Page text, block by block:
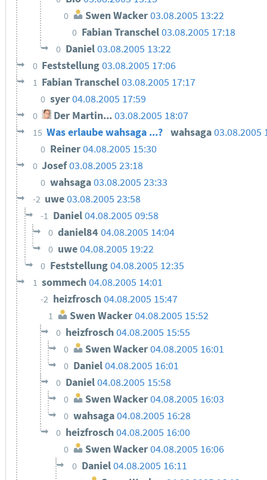
0 Swen Wacker03.08.2005 13:22
0 Fabian Transchel03.08.2005 17:18
0 Daniel03.08.2005 13:22
0 Feststellung03.08.2005 17:06
1 Fabian Transchel03.08.2005 17:17
0 syer04.08.2005 17:59
0 Der Martin...03.08.2005 18:07
15 Was erlaube wahsaga ...? wahsaga03.08.2005
0 Reiner04.08.2005 15:30
0 Josef03.08.2005 23:18
0 wahsaga03.08.2005 23:33
-2 uwe03.08.2005 23:58
-1 Daniel04.08.2005 09:58
0 daniel84 04.08.2005 14:04
0 uwe04.08.2005 19:22
0 Feststellung04.08.2005 12:35
1 sommech04.08.2005 14:01
-2 heizfrosch04.08.2005 15:47
1 Swen Wacker04.08.2005 15:52
0 heizfrosch04.08.2005 15:55
0 Swen Wacker04.08.2005 16:01
0 Daniel04.08.2005 16:01
0 Daniel04.08.2005 15:58
0 Swen Wacker04.08.2005 16:03
0 wahsaga04.08.2005 16:28
0 heizfrosch04.08.2005 16:00
0 Swen Wacker04.08.2005 16:06
0 Daniel04.08.2005 16:11